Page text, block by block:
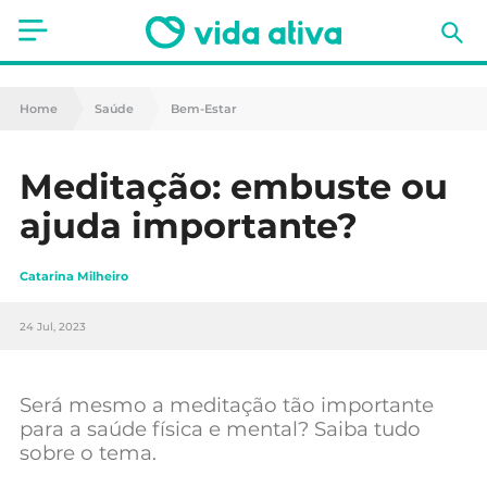
Saúde
Nutrição
Receitas
Animais de Estimação
Home Saúde Bem-Estar
Meditação: embuste ou
ajuda importante?
Catarina Milheiro
24 Jul, 2023
Será mesmo a meditação tão importante
para a saúde física e mental? Saiba tudo
sobre o tema.